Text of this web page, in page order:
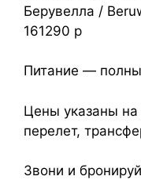
Берувелла /
161290 р
Питание —
Цены указаны
перелет,
Звони и